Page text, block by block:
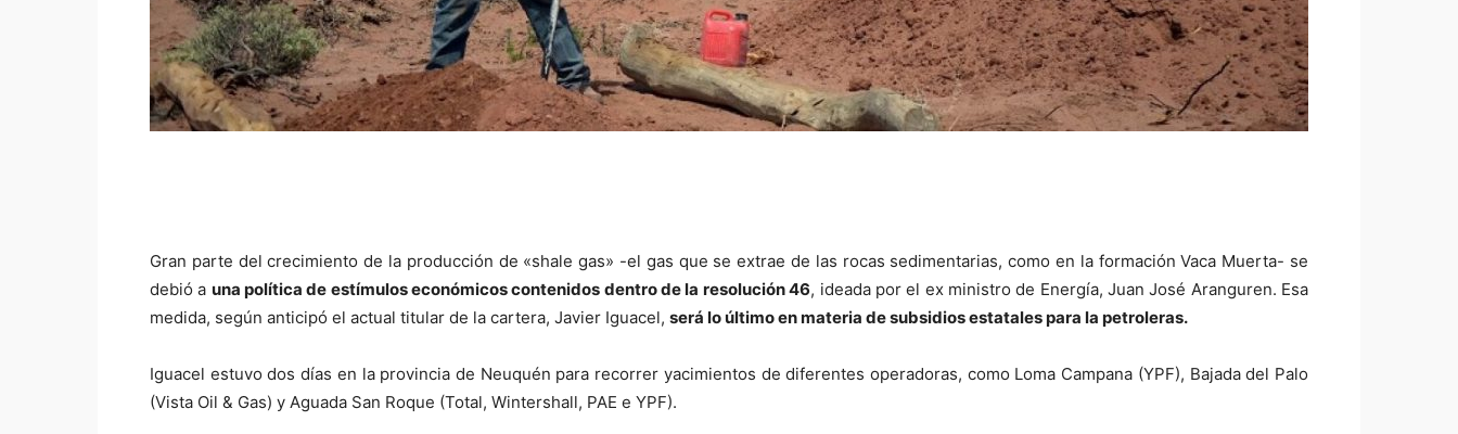
Gran parte del crecimiento de la producción de «shale gas» -el gas que se extrae de las rocas sedimentarias, como en la formación Vaca Muerta- se
debió a una política de estímulos económicos contenidos dentro de la resolución 46, ideada por el ex ministro de Energía, Juan José Aranguren. Esa
medida, según anticipó el actual titular de la cartera, Javier Iguacel, será lo último en materia de subsidios estatales para la petroleras.
Iguacel estuvo dos días en la provincia de Neuquén para recorrer yacimientos de diferentes operadoras, como Loma Campana (YPF), Bajada del Palo
(Vista Oil & Gas) y Aguada San Roque (Total, Wintershall, PAE e YPF).